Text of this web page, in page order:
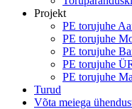
Projekt
PE torujuhe
PE torujuhe
PE torujuhe
PE torujuhe
PE torujuhe
Turud
Võta meiega